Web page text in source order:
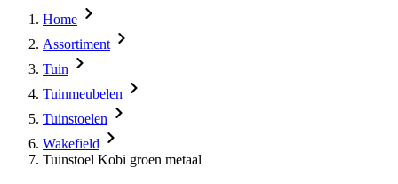
Home
Assortiment
Tuin
Tuinmeubelen
Tuinstoelen
Wakefield
Tuinstoel Kobi groen metaal